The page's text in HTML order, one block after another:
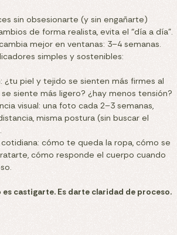
sin obsesionarte (y sin engañarte)
de forma realista, evita el “día a día”.
mejor en ventanas: 3–4 semanas.
simples y sostenibles:
¿tu piel y tejido se sienten más firmes al
siente más ligero? ¿hay menos tensión?
visual: una foto cada 2–3 semanas,
misma postura (sin buscar el
cómo te queda la ropa, cómo se
cómo responde el cuerpo cuando
castigarte. Es darte claridad de proceso.